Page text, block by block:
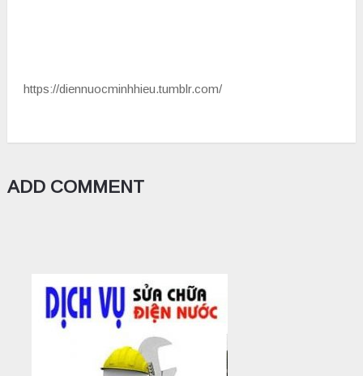
https://diennuocminhhieu.tumblr.com/
ADD COMMENT